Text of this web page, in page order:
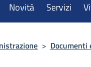
Novità Servizi
> Documenti